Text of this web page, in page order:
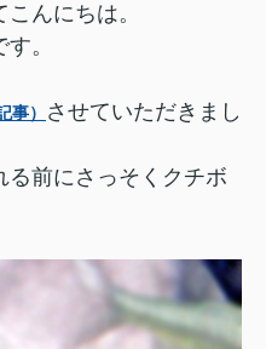
んにちは。
。
事）
させていただきまし
る前にさっそくクチボ